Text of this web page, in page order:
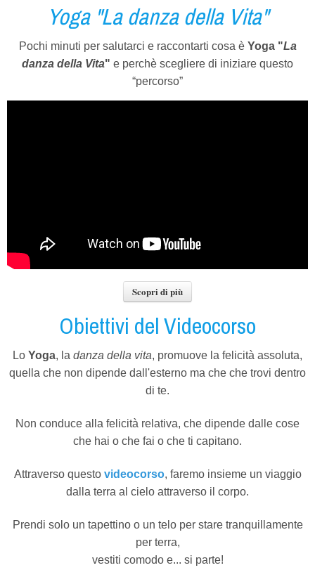
Yoga "La danza della Vita"
Pochi minuti per salutarci e raccontarti cosa è Yoga "La
danza della Vita" e perchè scegliere di iniziare questo
“percorso”
Scopri di più
Obiettivi del Videocorso
Lo Yoga, la danza della vita, promuove la felicità assoluta,
quella che non dipende dall'esterno ma che che trovi dentro
di te.
Non conduce alla felicità relativa, che dipende dalle cose
che hai o che fai o che ti capitano.
Attraverso questovideocorso, faremo insieme un viaggio
dalla terra al cielo attraverso il corpo.
Prendi solo un tapettino o un telo per stare tranquillamente
per terra,
vestiti comodo e... si parte!